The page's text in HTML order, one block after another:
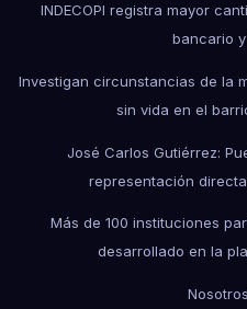
INDECOPI registra mayor
bancario
Investigan circunstancias de la
sin vida en el
José Carlos Gutiérrez:
representación
Más de 100 instituciones
desarrollado en la
Nosotros